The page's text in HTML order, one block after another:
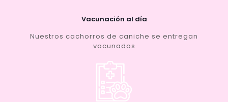
Vacunación al día
Nuestros cachorros de caniche se entregan
vacunados